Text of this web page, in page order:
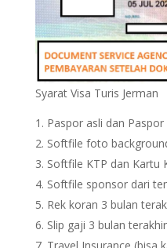
Syarat Visa Turis Jerman
Paspor asli dan
Softfile foto
Softfile KTP dan Kartu
Softfile sponsor dari
Rek koran 3 bulan
Slip gaji 3 bulan terakhir